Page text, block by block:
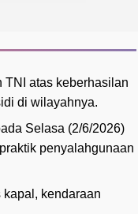
atas keberhasilan
di wilayahnya.
Selasa (2/6/2026)
penyalahgunaan
kendaraan